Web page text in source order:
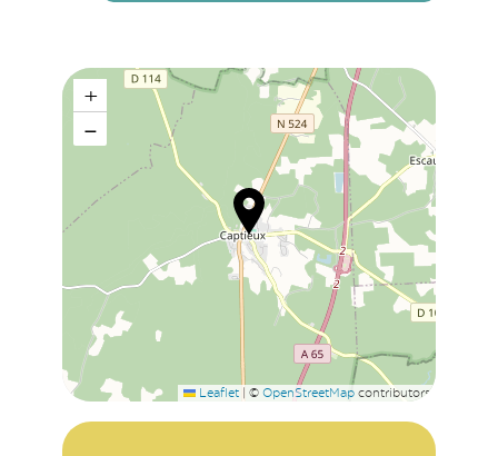
+
−
Leaflet | © OpenStreetMap contributors